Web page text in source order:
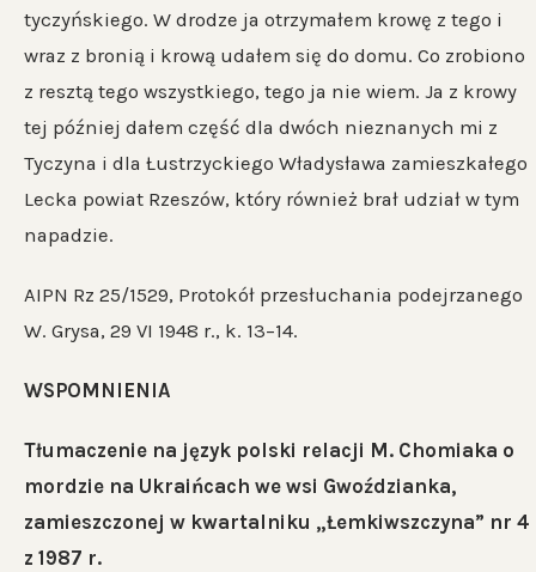
tyczyńskiego. W drodze ja otrzymałem krowę z tego i
wraz z bronią i krową udałem się do domu. Co zrobiono
z resztą tego wszystkiego, tego ja nie wiem. Ja z krowy
tej później dałem część dla dwóch nieznanych mi z
Tyczyna i dla Łustrzyckiego Władysława zamieszkałego
Lecka powiat Rzeszów, który również brał udział w tym
napadzie.
AIPN Rz 25/1529, Protokół przesłuchania podejrzanego
W. Grysa, 29 VI 1948 r., k. 13–14.
WSPOMNIENIA
Tłumaczenie na język polski relacji M. Chomiaka o
mordzie na Ukraińcach we wsi Gwoździanka,
zamieszczonej w kwartalniku „Łemkiwszczyna” nr 4
z 1987 r.